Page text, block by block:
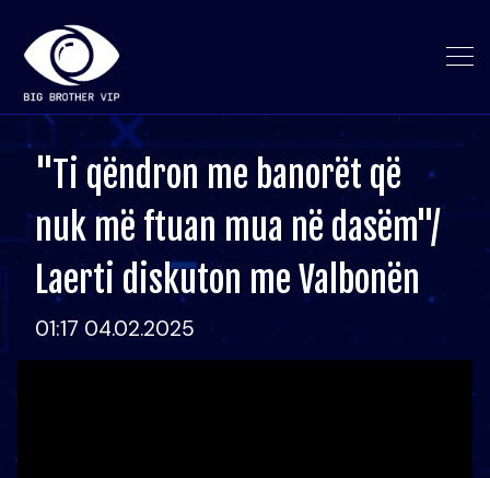
"Ti qëndron me banorët që
nuk më ftuan mua në dasëm"/
Laerti diskuton me Valbonën
01:17 04.02.2025